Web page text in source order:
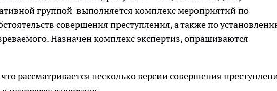
группой выполняется комплекс мероприятий по
совершения преступления, а также по
Назначен комплекс экспертиз, опрашиваются
рассматривается несколько версии совершения